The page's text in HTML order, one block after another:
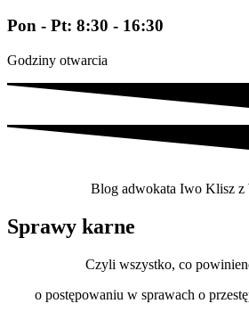
Pon - Pt: 8:30 - 16:30
Godziny otwarcia
Blog adwokata Iwo Klisz z
Sprawy karne
Czyli wszystko, co
o postępowaniu w sprawach o